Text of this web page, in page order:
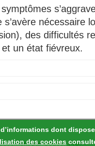
dont
des cookies
nécessaire
des difficultés
un état fiévreux.
parCodeur Pro.